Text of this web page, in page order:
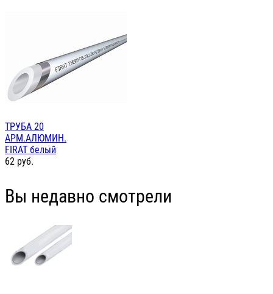
ТРУБА 20
АРМ.АЛЮМИН.
FIRAT белый
62 руб.
Вы недавно смотрели